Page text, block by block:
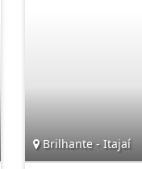
Brilhante - Itajaí